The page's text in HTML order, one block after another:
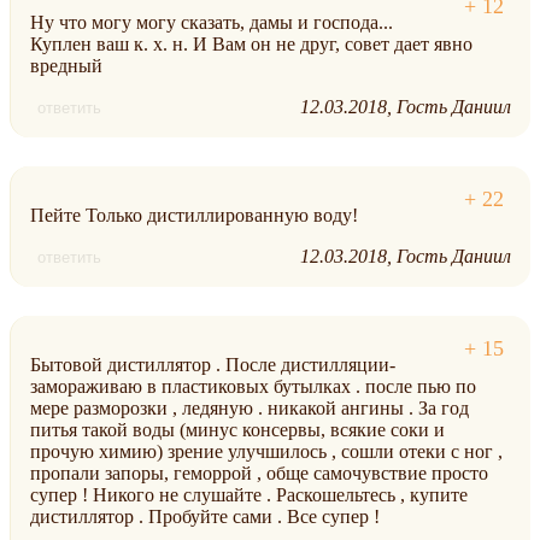
Ну что могу могу сказать, дамы и господа...
Куплен ваш к. х. н. И Вам он не друг, совет дает явно
вредный
ответить 12.03.2018 Гость Даниил
Пейте Только дистиллированную воду!
ответить 12.03.2018 Гость Даниил
Бытовой дистиллятор . После дистилляции-
замораживаю в пластиковых бутылках . после пью по
мере разморозки , ледяную . никакой ангины . За год
питья такой воды (минус консервы, всякие соки и
прочую химию) зрение улучшилось , сошли отеки с ног ,
пропали запоры, геморрой , обще самочувствие просто
супер ! Никого не слушайте . Раскошельтесь , купите
дистиллятор . Пробуйте сами . Все супер !